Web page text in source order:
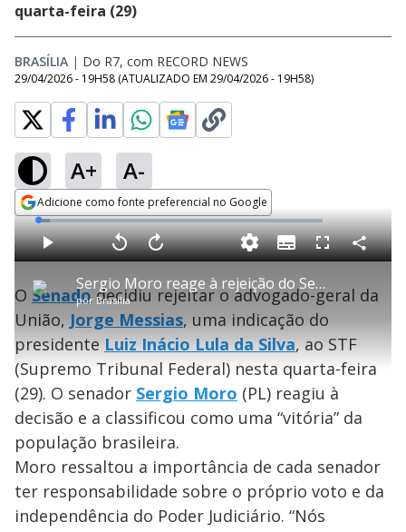
quarta-feira (29)
BRASÍLIA | Do R7, com RECORD NEWS
29/04/2026 - 19H58 (ATUALIZADO EM 29/04/2026 - 19H58)
A+ A-
Adicione como fonte preferencial no Google
Opens in new window
P
l
a
y
V
Sergio Moro reage à rejeição do Senado sobre indicação de Jorge Messias ao STF
por Brasília
P V
a
r
1
0
s
e
g
n
d
s
A
n
1
0
s
e
u
n
o
s
M
u
d
o
L
o
a
d
e
4
.
2
3
%
S
u
b
i
t
l
s
F
l
s
c
e
C
o
a
r
O Senadodecidiu rejeitar o advogado-geral da
União, Jorge Messias, uma indicação do
presidenteLuiz Inácio Lula da Silva, ao STF
(Supremo Tribunal Federal) nesta quarta-feira
(29). O senador Sergio Moro (PL) reagiu à
decisão e a classificou como uma “vitória” da
população brasileira.
Moro ressaltou a importância de cada senador
ter responsabilidade sobre o próprio voto e da
independência do Poder Judiciário. “Nós